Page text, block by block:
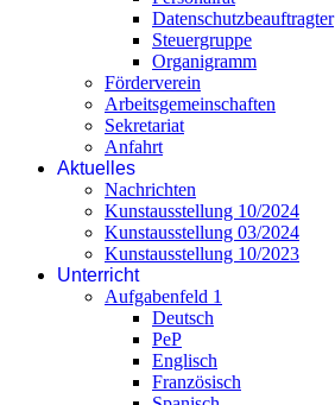
Datenschutzbeauftragter
Steuergruppe
Organigramm
Förderverein
Arbeitsgemeinschaften
Sekretariat
Anfahrt
Aktuelles
Nachrichten
Kunstausstellung 10/2024
Kunstausstellung 03/2024
Kunstausstellung 10/2023
Unterricht
Aufgabenfeld 1
Deutsch
PeP
Englisch
Französisch